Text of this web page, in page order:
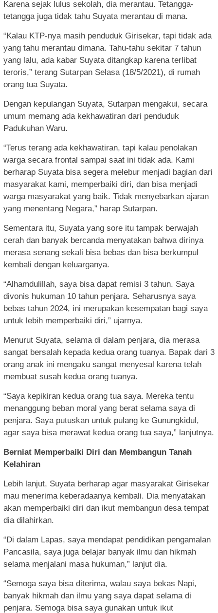
Karena sejak lulus sekolah, dia merantau. Tetangga-
tetangga juga tidak tahu Suyata merantau di mana.
“Kalau KTP-nya masih penduduk Girisekar, tapi tidak ada
yang tahu merantau dimana. Tahu-tahu sekitar 7 tahun
yang lalu, ada kabar Suyata ditangkap karena terlibat
teroris,” terang Sutarpan Selasa (18/5/2021), di rumah
orang tua Suyata.
Dengan kepulangan Suyata, Sutarpan mengakui, secara
umum memang ada kekhawatiran dari penduduk
Padukuhan Waru.
“Terus terang ada kekhawatiran, tapi kalau penolakan
warga secara frontal sampai saat ini tidak ada. Kami
berharap Suyata bisa segera melebur menjadi bagian dari
masyarakat kami, memperbaiki diri, dan bisa menjadi
warga masyarakat yang baik. Tidak menyebarkan ajaran
yang menentang Negara,” harap Sutarpan.
Sementara itu, Suyata yang sore itu tampak berwajah
cerah dan banyak bercanda menyatakan bahwa dirinya
merasa senang sekali bisa bebas dan bisa berkumpul
kembali dengan keluarganya.
“Alhamdulillah, saya bisa dapat remisi 3 tahun. Saya
divonis hukuman 10 tahun penjara. Seharusnya saya
bebas tahun 2024, ini merupakan kesempatan bagi saya
untuk lebih memperbaiki diri,” ujarnya.
Menurut Suyata, selama di dalam penjara, dia merasa
sangat bersalah kepada kedua orang tuanya. Bapak dari 3
orang anak ini mengaku sangat menyesal karena telah
membuat susah kedua orang tuanya.
“Saya kepikiran kedua orang tua saya. Mereka tentu
menanggung beban moral yang berat selama saya di
penjara. Saya putuskan untuk pulang ke Gunungkidul,
agar saya bisa merawat kedua orang tua saya,” lanjutnya.
Berniat Memperbaiki Diri dan Membangun Tanah
Kelahiran
Lebih lanjut, Suyata berharap agar masyarakat Girisekar
mau menerima keberadaanya kembali. Dia menyatakan
akan memperbaiki diri dan ikut membangun desa tempat
dia dilahirkan.
“Di dalam Lapas, saya mendapat pendidikan pengamalan
Pancasila, saya juga belajar banyak ilmu dan hikmah
selama menjalani masa hukuman,” lanjut dia.
“Semoga saya bisa diterima, walau saya bekas Napi,
banyak hikmah dan ilmu yang saya dapat selama di
penjara. Semoga bisa saya gunakan untuk ikut